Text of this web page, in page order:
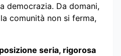
democrazia. Da domani,
comunità non si ferma,
seria, rigorosa